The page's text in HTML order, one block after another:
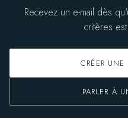
Recevez un e-mail dès
critères
CRÉER
PARLER À